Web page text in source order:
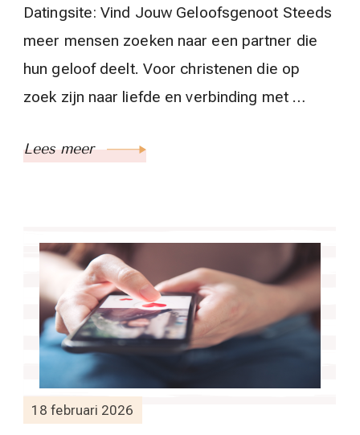
Datingsite: Vind Jouw Geloofsgenoot Steeds
meer mensen zoeken naar een partner die
hun geloof deelt. Voor christenen die op
zoek zijn naar liefde en verbinding met …
Lees meer
18 februari 2026